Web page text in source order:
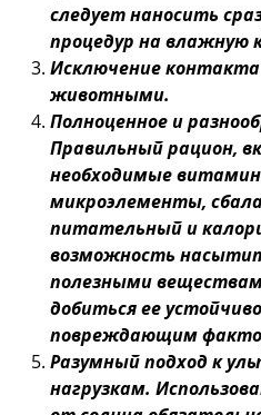
следует наносить
процедур на влажную
Исключение
животными.
Полноценное и
Правильный рацион,
необходимые
микроэлементы,
питательный и
возможность
полезными
добиться ее
повреждающим
Разумный подход к
нагрузкам.